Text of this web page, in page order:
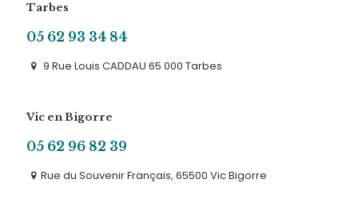
Tarbes
05 62 93 34 84
9 Rue Louis CADDAU 65 000 Tarbes
Vic en Bigorre
05 62 96 82 39
Rue du Souvenir Français, 65500 Vic Bigorre